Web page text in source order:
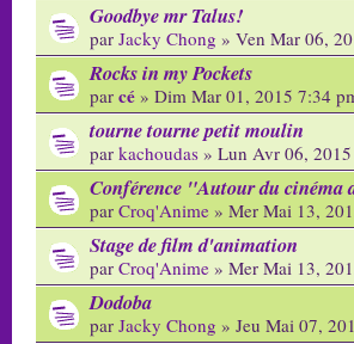
Goodbye mr Talus!
par Jacky Chong » Ven Mar 06,
Rocks in my Pockets
par cé » Dim Mar 01, 2015 7:34
tourne tourne petit moulin
par kachoudas » Lun Avr 06,
Conférence "Autour du
par Croq'Anime » Mer Mai 13,
Stage de film d'animation
par Croq'Anime » Mer Mai 13,
Dodoba
par Jacky Chong » Jeu Mai 07,